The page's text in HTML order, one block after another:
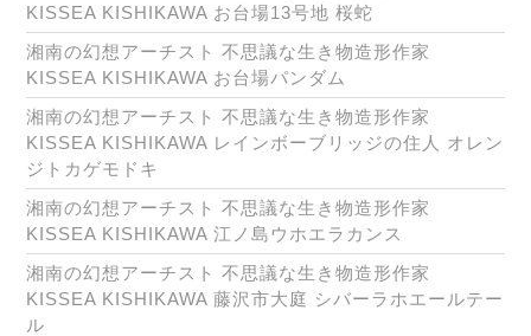
KISSEA KISHIKAWA お台場13号地 桜蛇
湘南の幻想アーチスト 不思議な生き物造形作家
KISSEA KISHIKAWA お台場パンダム
湘南の幻想アーチスト 不思議な生き物造形作家
KISSEA KISHIKAWA レインボーブリッジの住人 オレン
ジトカゲモドキ
湘南の幻想アーチスト 不思議な生き物造形作家
KISSEA KISHIKAWA 江ノ島ウホエラカンス
湘南の幻想アーチスト 不思議な生き物造形作家
KISSEA KISHIKAWA 藤沢市大庭 シバーラホエールテー
ル